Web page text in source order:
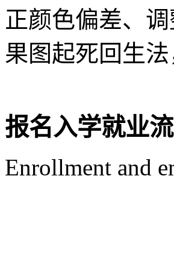
正颜色偏差、
果图起死回生
报名入学就业
Enrollment and